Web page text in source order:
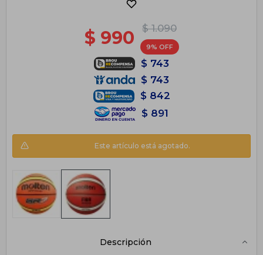
$ 1.090
$ 990 9
$ 743
$ 743
$ 842
$ 891
Este artículo está agotado.
Descripción